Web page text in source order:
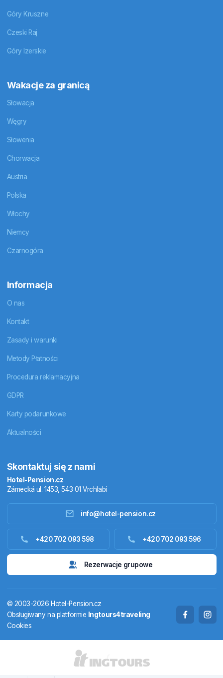
Zakwaterowanie za granicą
Termale
Domy letniskowe
DE
Góry Kruszne
Czeski Raj
Góry Izerskie
Wakacje za granicą
Słowacja
Węgry
Słowenia
Chorwacja
Austria
Polska
Włochy
Niemcy
Czarnogóra
Informacja
O nas
Kontakt
Zasady i warunki
Metody Płatności
Procedura reklamacyjna
GDPR
Karty podarunkowe
Aktualności
Skontaktuj się z nami
Hotel-Pension.cz
Zámecká ul. 1453, 543 01 Vrchlabí
info@hotel-pension.cz
+420 702 093 598 +420 702 093 596
Rezerwacje grupowe
© 2003-2026 Hotel-Pension.cz
Obsługiwany na platformie Ingtours4traveling
Cookies